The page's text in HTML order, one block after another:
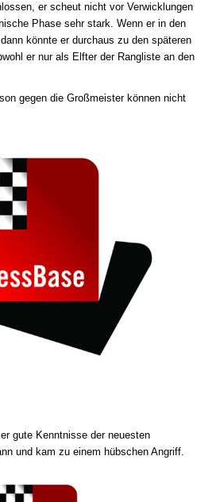
er scheut nicht vor Verwicklungen
Phase sehr stark. Wenn er in den
könnte er durchaus zu den späteren
er nur als Elfter der Rangliste an den
gegen die Großmeister können nicht
gute Kenntnisse der neuesten
und kam zu einem hübschen Angriff.